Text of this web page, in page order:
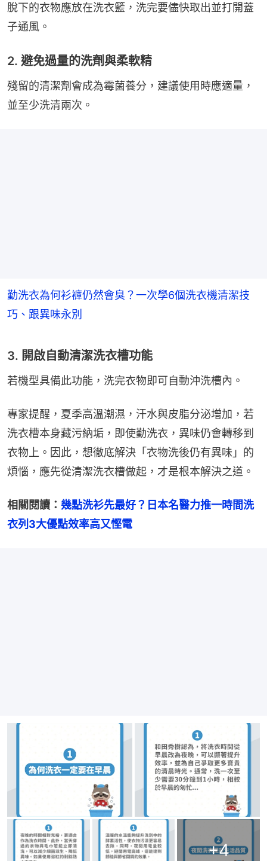
脫下的衣物應放在洗衣籃，洗完要儘快取出並打開蓋
子通風。
2. 避免過量的洗劑與柔軟精
殘留的清潔劑會成為霉菌養分，建議使用時應適量，
並至少洗清兩次。
勤洗衣為何衫褲仍然會臭？一次學6個洗衣機清潔技
巧、跟異味永別
3. 開啟自動清潔洗衣槽功能
若機型具備此功能，洗完衣物即可自動沖洗槽內。
專家提醒，夏季高溫潮濕，汗水與皮脂分泌增加，若
洗衣槽本身藏污納垢，即使勤洗衣，異味仍會轉移到
衣物上。因此，想徹底解決「衣物洗後仍有異味」的
煩惱，應先從清潔洗衣槽做起，才是根本解決之道。
相關閱讀： 幾點洗衫先最好？日本名醫力推一時間洗
衣列3大優點效率高又慳電
+4